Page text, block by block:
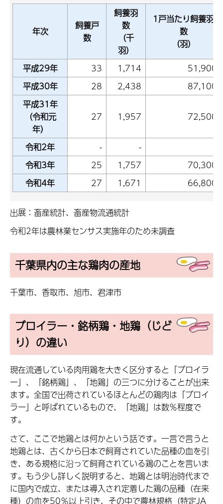
年次
飼養戸
数
飼養羽
数
（千
羽）
1戸当たり飼養羽
数
（羽）
平成29年
33 1,714
51,900
平成30年
28 2,438
87,100
平成31年
（令和元
年）
27 1,957 72,500
令和2年 - -
令和3年
25 1,757
70,300
令和4年
27 1,671 66,800
出展：畜産統計、畜産物流通統計
令和2年は農林業センサス実施年のため未調査
千葉県内の主な鶏肉の産地
千葉市、香取市、旭市、君津市
ブロイラー・銘柄鶏・地鶏（じど
り）の違い
現在流通している肉用鶏を大きく区分すると「ブロイラ
ー」、「銘柄鶏」、「地鶏」の三つに分けることが出来
ます。全国で出荷されているほとんどの鶏肉は「ブロイ
ラー」と呼ばれているもので、「地鶏」は数％程度で
す。
さて、ここで地鶏とは何かという話です。一言で言うと
地鶏とは、古くから日本で飼育されていた品種の血を引
き、ある規格に沿って飼育されている鶏のことを言いま
す。もう少し詳しく説明すると、地鶏とは明治時代まで
に国内で成立、または導入され定着した鶏の品種（在来
種）の血を50％以上引き、その中で農林規格（特定JA